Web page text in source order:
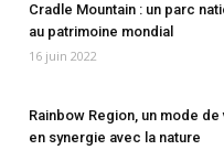
Cradle Mountain : un parc
au patrimoine mondial
16 juin 2022
Rainbow Region, un mode de
en synergie avec la nature